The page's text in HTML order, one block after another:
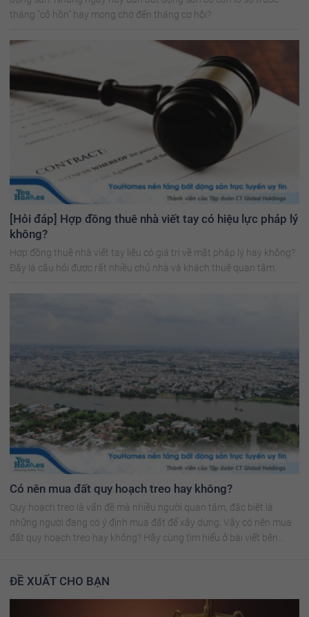
tháng "cô hồn" hay mong chờ đến tháng cơ hội?
[Hỏi đáp] Hợp đồng thuê nhà viết tay có hiệu lực pháp lý
không?
Hợp đồng thuê nhà viết tay liệu có giá trị về mặt pháp lý hay không?
Đây là câu hỏi được rất nhiều chủ nhà và khách thuê quan tâm.
Có nên mua đất quy hoạch treo hay không?
Quy hoạch treo là vấn đề mà nhiều người quan tâm, đặc biệt là
những người đang có ý định mua đất để xây dựng. Vậy có nên mua
đất quy hoạch treo hay không? Hãy cùng tìm hiểu ở bài viết bên
ĐỀ XUẤT CHO BẠN